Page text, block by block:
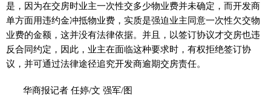
是，因为在交房时业主一次性交多少物业费并未确定，而开发商
单方面用违约金冲抵物业费，实质是强迫业主同意一次性欠交物
业费的金额，这并没有法律依据。并且，以签订协议才交房也违
反合同约定，因此，业主在面临这种要求时，有权拒绝签订协
议，并可通过法律途径追究开发商逾期交房责任。
华商报记者 任婷/文 强军/图